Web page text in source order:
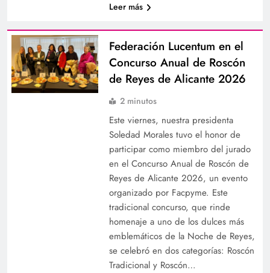
Leer más
Federación Lucentum en el
Concurso Anual de Roscón
de Reyes de Alicante 2026
2 minutos
Este viernes, nuestra presidenta
Soledad Morales tuvo el honor de
participar como miembro del jurado
en el Concurso Anual de Roscón de
Reyes de Alicante 2026, un evento
organizado por Facpyme. Este
tradicional concurso, que rinde
homenaje a uno de los dulces más
emblemáticos de la Noche de Reyes,
se celebró en dos categorías: Roscón
Tradicional y Roscón…